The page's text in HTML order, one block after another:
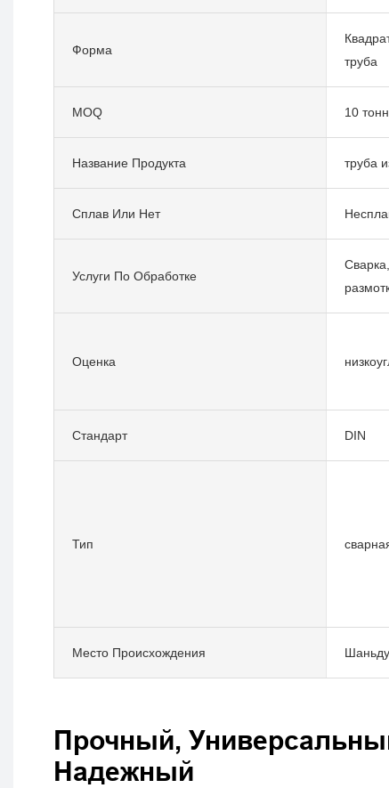
Форма
труба
MOQ 10 тонн
Название Продукта труба
Сплав Или Нет
Услуги По Обработке
Оценка
Стандарт DIN
Тип
Место Происхождения
Прочный,
Надежный